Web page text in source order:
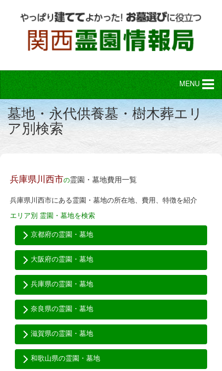
MENU
墓地・永代供養墓・樹木葬エリ
ア別検索
兵庫県川西市の霊園・墓地費用一覧
兵庫県川西市にある霊園・墓地の所在地、費用、特徴を紹介
エリア別 霊園・墓地を検索
京都府の霊園・墓地
大阪府の霊園・墓地
兵庫県の霊園・墓地
奈良県の霊園・墓地
滋賀県の霊園・墓地
和歌山県の霊園・墓地